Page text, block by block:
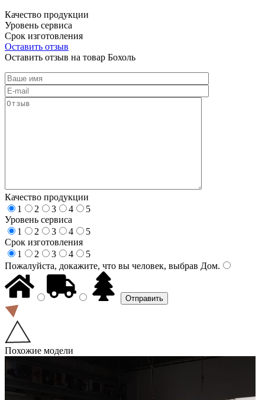
Качество продукции
Уровень сервиса
Срок изготовления
Оставить отзыв
Оставить отзыв на товар Бохоль
Качество продукции
1
2 3 4
5
Уровень сервиса
1
2 3 4
5
Срок изготовления
1
2 3 4
5
Пожалуйста, докажите, что вы человек, выбрав Дом.
Похожие модели